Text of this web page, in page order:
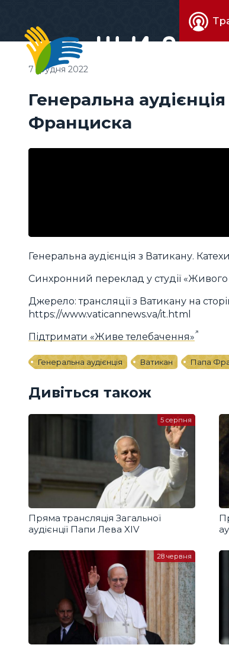
Живе
Генеральна
Франциска
7 грудня 2022
Генеральна аудієнція з Ватикану.
Синхронний переклад у студії «Живого
Джерело: трансляції з Ватикану на
https://www.vaticannews.va/it.html
Підтримати «Живе телебачення»
Генеральна аудієнція Ватикан Папа
Дивіться також
Пряма трансляція Загальної
аудієнції Папи Лева XIV
5 серпня
28 червня